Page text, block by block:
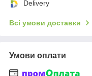
Delivery
Всі умови доставки
Умови оплати